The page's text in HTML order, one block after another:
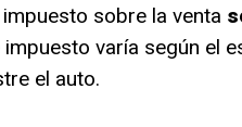
sobre la venta
impuesto varía según el
el auto.